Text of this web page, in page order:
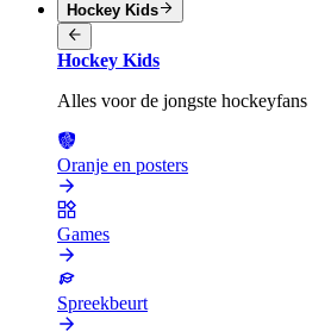
Hockey Kids
Hockey Kids
Alles voor de jongste hockeyfans
Oranje en posters
Games
Spreekbeurt